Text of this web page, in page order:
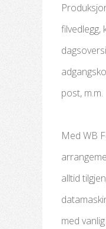
filvedlegg,
post, m.m.
Med WB
alltid
med